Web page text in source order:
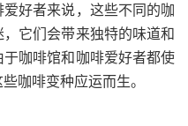
好者来说，这些不同的咖
它们会带来独特的味道和
咖啡馆和咖啡爱好者都使
咖啡变种应运而生。